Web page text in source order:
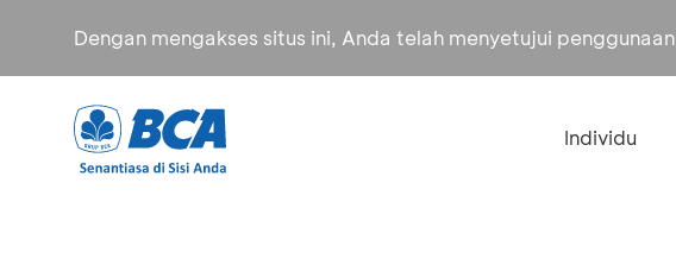
Dengan mengakses situs ini, Anda telah menyetujui penggunaan
Individu